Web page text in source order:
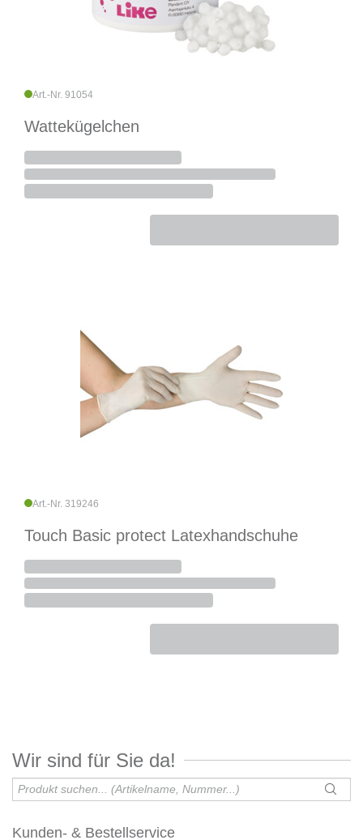
Art.-Nr. 91054
Wattekügelchen
Art.-Nr. 319246
Touch Basic protect Latexhandschuhe
Wir sind für Sie da!
Kunden- & Bestellservice